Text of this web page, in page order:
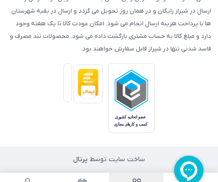
ارسال در شیراز رایگان و در همان روز تحویل می گردد و ارسال در بقیه شهرستان
ها با پرداخت هزینه ارسال انجام می شود. امکان عودت کالا تا یک هفته وجود
دارد و مبلغ کالا به حساب مشتری بازگشت داده می شود. محصولات تند مصرف و
فاسد شدنی تنها در شیراز قابل سفارش خواهند بود.
ساخت سایت توسط پرتال